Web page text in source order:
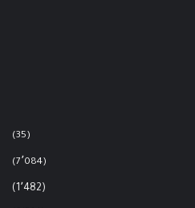
(35)
(7٬084)
(1٬482)